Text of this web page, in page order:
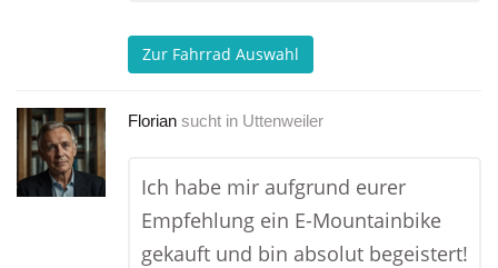
Zur Fahrrad Auswahl
Florian sucht in Uttenweiler
Ich habe mir aufgrund eurer
Empfehlung ein E-Mountainbike
gekauft und bin absolut begeistert!